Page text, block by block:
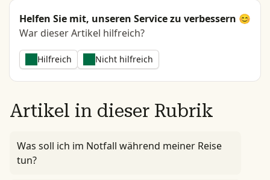
Helfen Sie mit, unseren Service zu verbessern 😊
War dieser Artikel hilfreich?
Hilfreich Nicht hilfreich
Artikel in dieser Rubrik
Was soll ich im Notfall während meiner Reise
tun?